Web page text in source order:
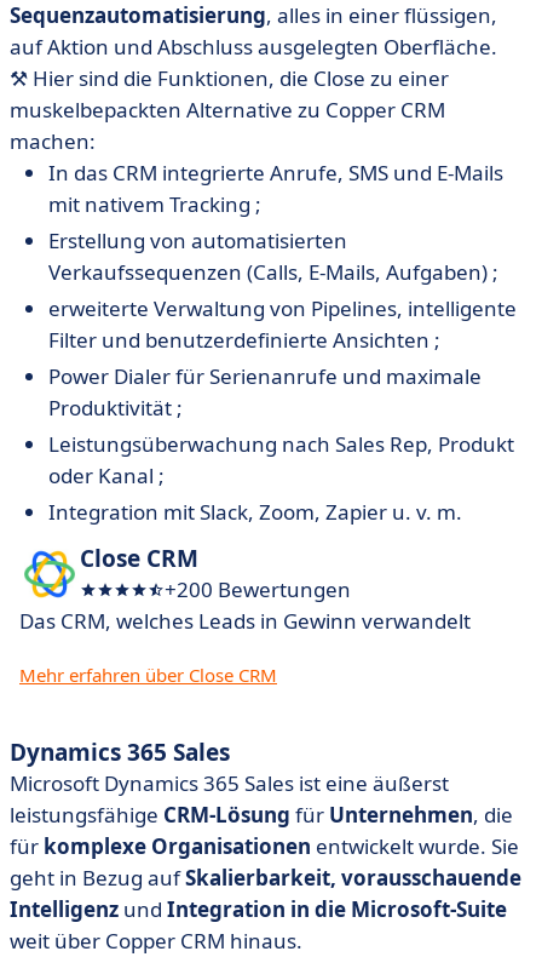
Sequenzautomatisierung, alles in einer flüssigen,
auf Aktion und Abschluss ausgelegten Oberfläche.
⚒️ Hier sind die Funktionen, die Close zu einer
muskelbepackten Alternative zu Copper CRM
machen:
In das CRM integrierte Anrufe, SMS und E-Mails
mit nativem Tracking ;
Erstellung von automatisierten
Verkaufssequenzen (Calls, E-Mails, Aufgaben) ;
erweiterte Verwaltung von Pipelines, intelligente
Filter und benutzerdefinierte Ansichten ;
Power Dialer für Serienanrufe und maximale
Produktivität ;
Leistungsüberwachung nach Sales Rep, Produkt
oder Kanal ;
Integration mit Slack, Zoom, Zapier u. v. m.
Close CRM
+200 Bewertungen
Das CRM, welches Leads in Gewinn verwandelt
Mehr erfahren über Close CRM
Dynamics 365 Sales
Microsoft Dynamics 365 Sales ist eine äußerst
leistungsfähige CRM-Lösung für Unternehmen, die
für komplexe Organisationen entwickelt wurde. Sie
geht in Bezug aufSkalierbarkeit, vorausschauende
Intelligenz und Integration in die Microsoft-Suite
weit über Copper CRM hinaus.